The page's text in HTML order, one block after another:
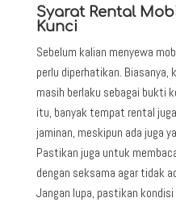
Syarat Rental
Kunci
Sebelum kalian menyewa
perlu diperhatikan. Biasanya,
masih berlaku sebagai bukti
itu, banyak tempat rental
jaminan, meskipun ada juga
Pastikan juga untuk
dengan seksama agar tidak
Jangan lupa, pastikan